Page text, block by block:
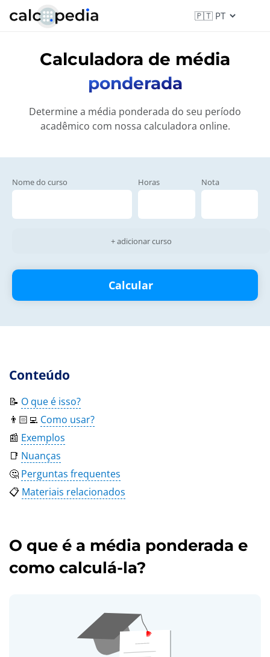
Calculadora de média
ponderada
Determine a média ponderada do seu período
acadêmico com nossa calculadora online.
Nome do curso Horas Nota
+ adicionar curso
Calcular
Conteúdo
📝 O que é isso?
👨🏻‍💻 Como usar?
📰 Exemplos
📑 Nuanças
🤔 Perguntas frequentes
📋 Materiais relacionados
O que é a média ponderada e
como calculá-la?